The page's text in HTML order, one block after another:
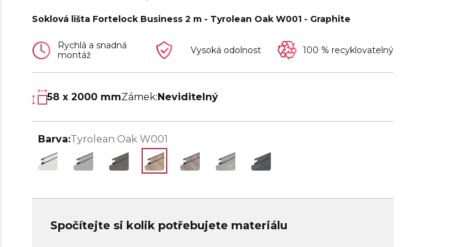
Soklová lišta Fortelock Business 2 m - Tyrolean Oak W001 - Graphite
Rychlá a snadná
montáž
Vysoká odolnost 100 % recyklovatelný
58 x 2000 mmZámek:Neviditelný
Barva:Tyrolean Oak W001
Spočítejte si kolik potřebujete materiálu